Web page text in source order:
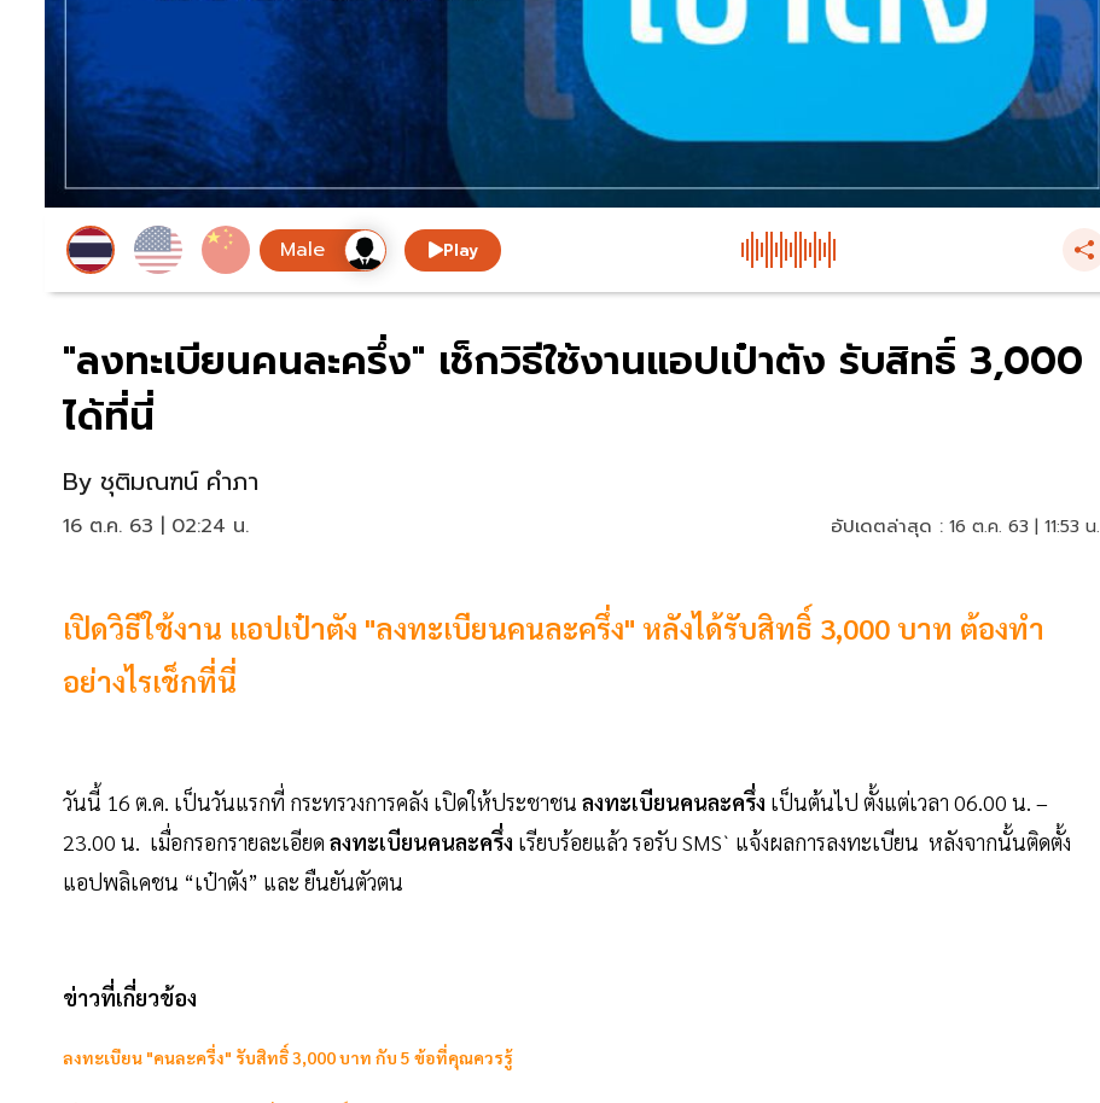
Play
"ลงทะเบียนคนละครึ่ง" เช็กวิธีใช้งานแอปเป๋าตัง รับสิทธิ์ 3,000
ได้ที่นี่
By ชุติมณฑน์ คำภา
16 ต.ค. 63 | 02:24 น. อัปเดตล่าสุด : 16 ต.ค. 63 | 11:53 น.
เปิดวิธีใช้งาน แอปเป๋าตัง "ลงทะเบียนคนละครึ่ง" หลังได้รับสิทธิ์ 3,000 บาท ต้องทำ
อย่างไรเช็กที่นี่
วันนี้ 16 ต.ค. เป็นวันแรกที่ กระทรวงการคลัง เปิดให้ประชาชน ลงทะเบียนคนละครึ่ง เป็นต้นไป ตั้งแต่เวลา 06.00 น. –
23.00 น. เมื่อกรอกรายละเอียด ลงทะเบียนคนละครึ่ง เรียบร้อยแล้ว รอรับ SMS` แจ้งผลการลงทะเบียน หลังจากนั้นติดตั้ง
แอปพลิเคชน “เป๋าตัง” และ ยืนยันตัวตน
ข่าวที่เกี่ยวข้อง
ลงทะเบียน "คนละครึ่ง" รับสิทธิ์ 3,000 บาท กับ 5 ข้อที่คุณควรรู้